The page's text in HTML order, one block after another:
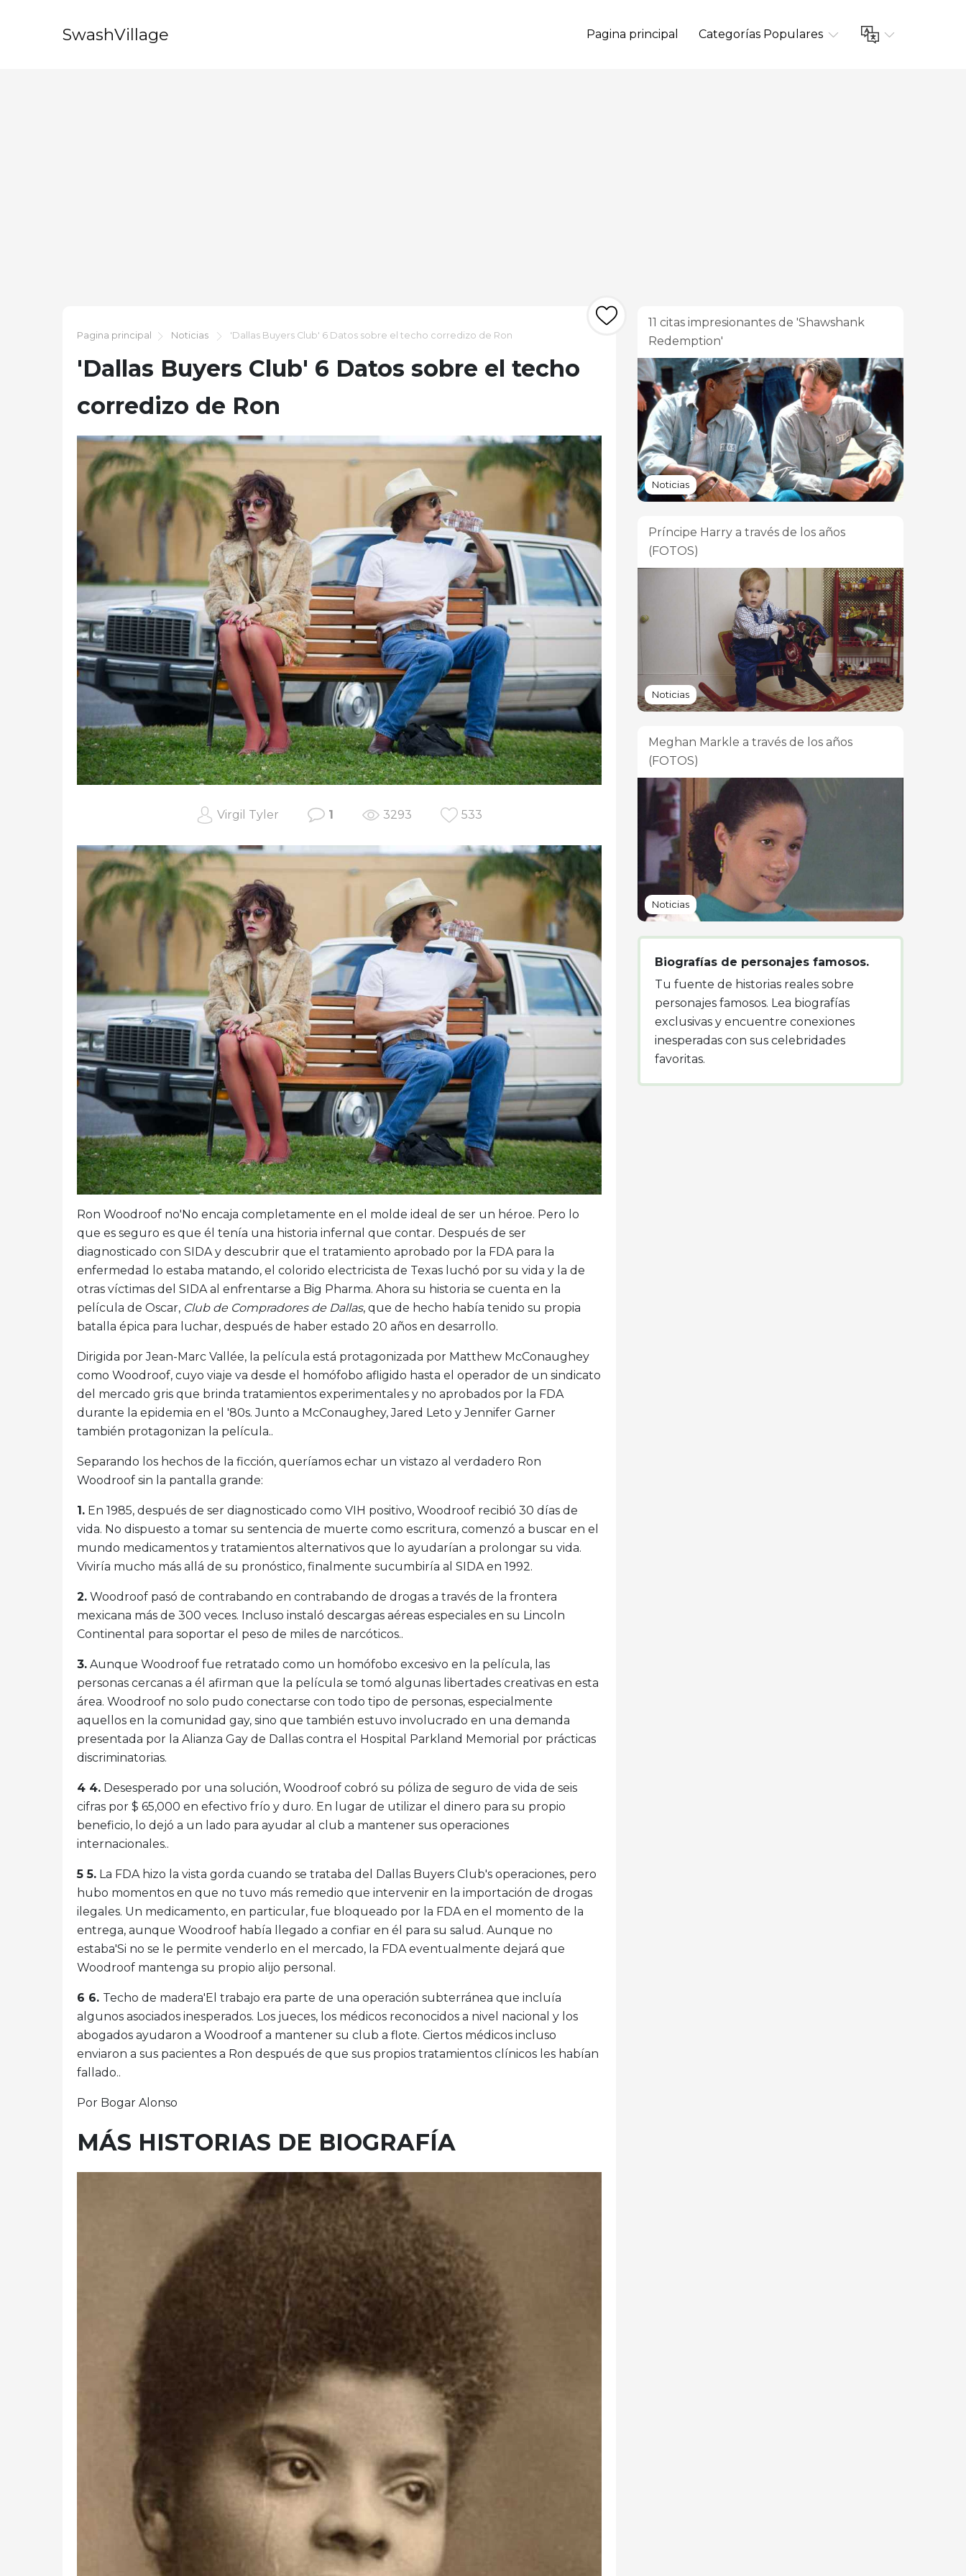
SwashVillage Pagina principal Categorías Populares
Pagina principal Noticias 'Dallas Buyers Club' 6 Datos sobre el techo corredizo de Ron
'Dallas Buyers Club' 6 Datos sobre el techo
corredizo de Ron
Virgil Tyler 1 3293 533
Ron Woodroof no'No encaja completamente en el molde ideal de ser un héroe. Pero lo
que es seguro es que él tenía una historia infernal que contar. Después de ser
diagnosticado con SIDA y descubrir que el tratamiento aprobado por la FDA para la
enfermedad lo estaba matando, el colorido electricista de Texas luchó por su vida y la de
otras víctimas del SIDA al enfrentarse a Big Pharma. Ahora su historia se cuenta en la
película de Oscar, Club de Compradores de Dallas, que de hecho había tenido su propia
batalla épica para luchar, después de haber estado 20 años en desarrollo.
Dirigida por Jean-Marc Vallée, la película está protagonizada por Matthew McConaughey
como Woodroof, cuyo viaje va desde el homófobo afligido hasta el operador de un sindicato
del mercado gris que brinda tratamientos experimentales y no aprobados por la FDA
durante la epidemia en el '80s. Junto a McConaughey, Jared Leto y Jennifer Garner
también protagonizan la película..
Separando los hechos de la ficción, queríamos echar un vistazo al verdadero Ron
Woodroof sin la pantalla grande:
1. En 1985, después de ser diagnosticado como VIH positivo, Woodroof recibió 30 días de
vida. No dispuesto a tomar su sentencia de muerte como escritura, comenzó a buscar en el
mundo medicamentos y tratamientos alternativos que lo ayudarían a prolongar su vida.
Viviría mucho más allá de su pronóstico, finalmente sucumbiría al SIDA en 1992.
2. Woodroof pasó de contrabando en contrabando de drogas a través de la frontera
mexicana más de 300 veces. Incluso instaló descargas aéreas especiales en su Lincoln
Continental para soportar el peso de miles de narcóticos..
3. Aunque Woodroof fue retratado como un homófobo excesivo en la película, las
personas cercanas a él afirman que la película se tomó algunas libertades creativas en esta
área. Woodroof no solo pudo conectarse con todo tipo de personas, especialmente
aquellos en la comunidad gay, sino que también estuvo involucrado en una demanda
presentada por la Alianza Gay de Dallas contra el Hospital Parkland Memorial por prácticas
discriminatorias.
4 4. Desesperado por una solución, Woodroof cobró su póliza de seguro de vida de seis
cifras por $ 65,000 en efectivo frío y duro. En lugar de utilizar el dinero para su propio
beneficio, lo dejó a un lado para ayudar al club a mantener sus operaciones
internacionales..
5 5. La FDA hizo la vista gorda cuando se trataba del Dallas Buyers Club's operaciones, pero
hubo momentos en que no tuvo más remedio que intervenir en la importación de drogas
ilegales. Un medicamento, en particular, fue bloqueado por la FDA en el momento de la
entrega, aunque Woodroof había llegado a confiar en él para su salud. Aunque no
estaba'Si no se le permite venderlo en el mercado, la FDA eventualmente dejará que
Woodroof mantenga su propio alijo personal.
6 6. Techo de madera'El trabajo era parte de una operación subterránea que incluía
algunos asociados inesperados. Los jueces, los médicos reconocidos a nivel nacional y los
abogados ayudaron a Woodroof a mantener su club a flote. Ciertos médicos incluso
enviaron a sus pacientes a Ron después de que sus propios tratamientos clínicos les habían
fallado..
Por Bogar Alonso
MÁS HISTORIAS DE BIOGRAFÍA
11 citas impresionantes de 'Shawshank
Redemption'
Noticias
Príncipe Harry a través de los años
(FOTOS)
Noticias
Meghan Markle a través de los años
(FOTOS)
Noticias
Biografías de personajes famosos.
Tu fuente de historias reales sobre
personajes famosos. Lea biografías
exclusivas y encuentre conexiones
inesperadas con sus celebridades
favoritas.